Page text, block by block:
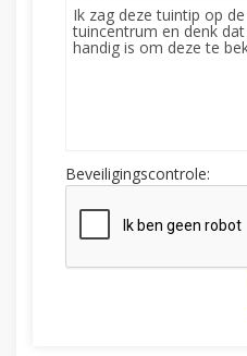
Beveiligingscontrole: